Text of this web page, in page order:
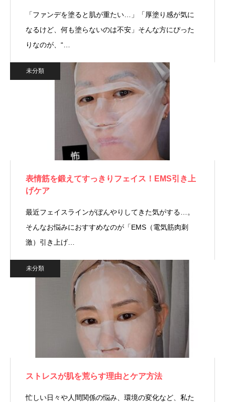
「ファンデを塗ると肌が重たい…」「厚塗り感が気に
なるけど、何も塗らないのは不安」そんな方にぴった
りなのが、“…
未分類
表情筋を鍛えてすっきりフェイス！EMS引き上
げケア
最近フェイスラインがぼんやりしてきた気がする…。
そんなお悩みにおすすめなのが「EMS（電気筋肉刺
激）引き上げ…
未分類
ストレスが肌を荒らす理由とケア方法
忙しい日々や人間関係の悩み、環境の変化など、私た